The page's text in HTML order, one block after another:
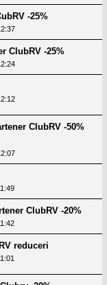
-25%
ClubRV -25%
ClubRV -50%
ClubRV -20%
reduceri